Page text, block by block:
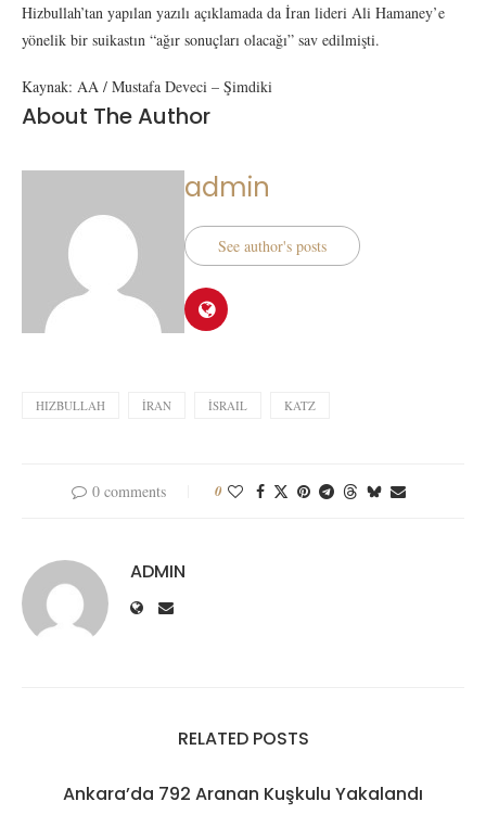
Hizbullah’tan yapılan yazılı açıklamada da İran lideri Ali Hamaney’e
yönelik bir suikastın “ağır sonuçları olacağı” sav edilmişti.
Kaynak: AA / Mustafa Deveci – Şimdiki
About The Author
admin
See author's posts
HIZBULLAH İRAN İSRAIL KATZ
0 comments 0
ADMIN
RELATED POSTS
Ankara’da 792 Aranan Kuşkulu Yakalandı